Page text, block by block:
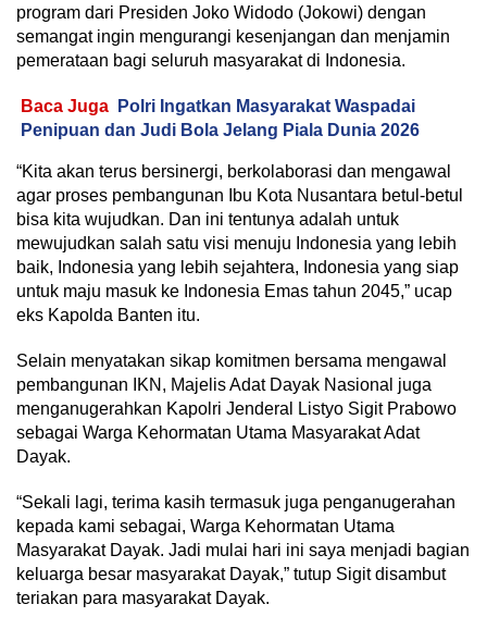
program dari Presiden Joko Widodo (Jokowi) dengan
semangat ingin mengurangi kesenjangan dan menjamin
pemerataan bagi seluruh masyarakat di Indonesia.
Baca Juga
Polri Ingatkan Masyarakat Waspadai
Penipuan dan Judi Bola Jelang Piala Dunia 2026
“Kita akan terus bersinergi, berkolaborasi dan mengawal
agar proses pembangunan Ibu Kota Nusantara betul-betul
bisa kita wujudkan. Dan ini tentunya adalah untuk
mewujudkan salah satu visi menuju Indonesia yang lebih
baik, Indonesia yang lebih sejahtera, Indonesia yang siap
untuk maju masuk ke Indonesia Emas tahun 2045,” ucap
eks Kapolda Banten itu.
Selain menyatakan sikap komitmen bersama mengawal
pembangunan IKN, Majelis Adat Dayak Nasional juga
menganugerahkan Kapolri Jenderal Listyo Sigit Prabowo
sebagai Warga Kehormatan Utama Masyarakat Adat
Dayak.
“Sekali lagi, terima kasih termasuk juga penganugerahan
kepada kami sebagai, Warga Kehormatan Utama
Masyarakat Dayak. Jadi mulai hari ini saya menjadi bagian
keluarga besar masyarakat Dayak,” tutup Sigit disambut
teriakan para masyarakat Dayak.